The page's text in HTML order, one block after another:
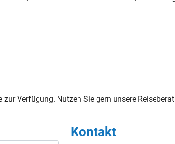
Verfügung. Nutzen Sie gern unsere
Kontakt